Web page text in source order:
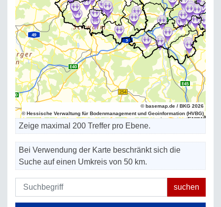
© basemap.de / BKG 2026
© Hessische Verwaltung für Bodenmanagement und Geoinformation (HVBG)
Zeige maximal 200 Treffer pro Ebene.
Bei Verwendung der Karte beschränkt sich die
Suche auf einen Umkreis von 50 km.